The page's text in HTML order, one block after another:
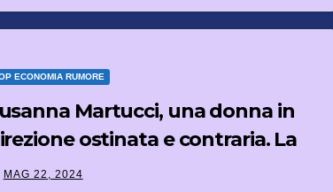
ECONOMIA RUMORE
Martucci, una donna in
ostinata e contraria. La
che fa RUMORE
MAG 22, 2024